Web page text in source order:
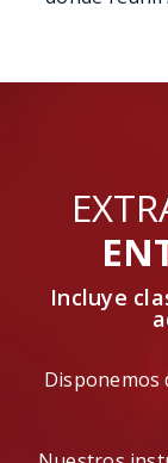
correcta.
donde